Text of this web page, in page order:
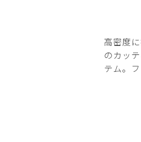
高密度
のカッ
テム。